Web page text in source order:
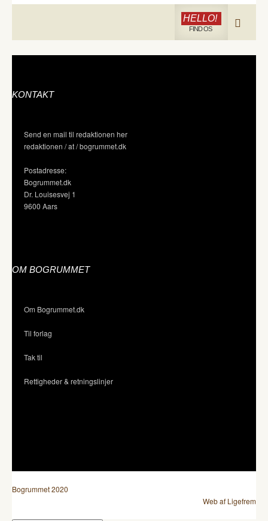
HELLO!
FIND OS
KONTAKT
Send en mail til redaktionen her
redaktionen / at / bogrummet.dk
Postadresse:
Bogrummet.dk
Dr. Louisesvej 1
9600 Aars
OM BOGRUMMET
Om Bogrummet.dk
Til forlag
Tak til
Rettigheder & retningslinjer
Bogrummet 2020
Web af Ligefrem